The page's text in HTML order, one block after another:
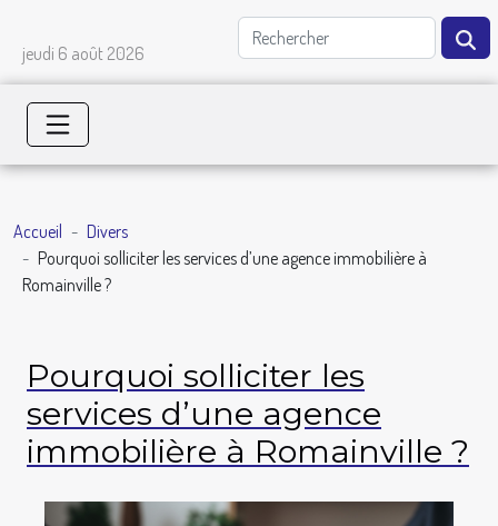
jeudi 6 août 2026
Accueil
Divers
Pourquoi solliciter les services d’une agence immobilière à
Romainville ?
Pourquoi solliciter les
services d’une agence
immobilière à Romainville ?